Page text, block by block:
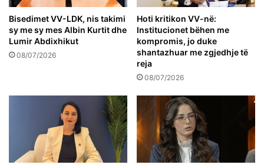
Bisedimet VV-LDK, nis takimi
sy me sy mes Albin Kurtit dhe
Lumir Abdixhikut
08/07/2026
Hoti kritikon VV-në:
Institucionet bëhen me
kompromis, jo duke
shantazhuar me zgjedhje të
reja
08/07/2026